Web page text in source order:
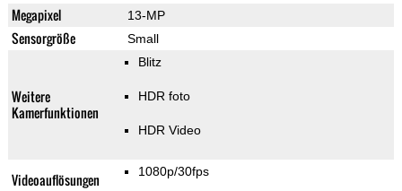
Megapixel 13-MP
Sensorgröße Small
Weitere
Kamerfunktionen
Blitz
HDR foto
HDR Video
Videoauflösungen 1080p/30fps